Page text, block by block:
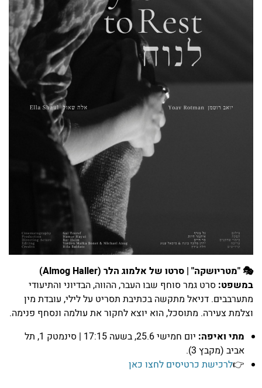
🎭 "מטריושקה" | סרטו של אלמוג הלר (Almog Haller)
במשפט: סרט גמר סוחף שבו העבר, ההווה, הבדיוני והתיעודי
מתערבבים. דניאל מתקשה בכתיבת תסריט על לילי, עובדת מין
וצלמת צעירה. מתוסכל, הוא יוצא לחקור את עולמה ונסחף פנימה.
מתי ואיפה:
יום חמישי 25.6, בשעה 17:15 | סינמטק 1, תל
אביב (מקבץ 3).
👉לרכישת כרטיסים לחצו כאן